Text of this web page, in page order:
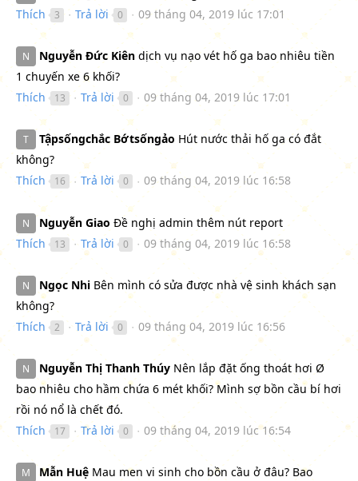
Thích
3 ● Trả lời 0 ● 09 tháng 04, 2019 lúc 17:01
N Nguyễn Đức Kiên dịch vụ nạo vét hố ga bao nhiêu tiền
1 chuyến xe 6 khối?
Thích
13 ● Trả lời 0 ● 09 tháng 04, 2019 lúc 17:01
T Tậpsốngchắc Bớtsốngảo Hút nước thải hố ga có đắt
không?
Thích
16 ● Trả lời 0 ● 09 tháng 04, 2019 lúc 16:58
N Nguyễn Giao Đề nghị admin thêm nút report
Thích
13 ● Trả lời 0 ● 09 tháng 04, 2019 lúc 16:58
N Ngọc Nhi Bên mình có sửa được nhà vệ sinh khách sạn
không?
Thích
2 ● Trả lời 0 ● 09 tháng 04, 2019 lúc 16:56
N Nguyễn Thị Thanh Thúy Nên lắp đặt ống thoát hơi Ø
bao nhiêu cho hầm chứa 6 mét khối? Mình sợ bồn cầu bí hơi
rồi nó nổ là chết đó.
Thích
17 ● Trả lời 0 ● 09 tháng 04, 2019 lúc 16:54
M Mẫn Huệ Mau men vi sinh cho bồn cầu ở đâu? Bao